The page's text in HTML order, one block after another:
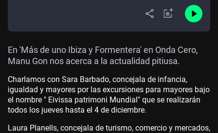
En 'Más de uno Ibiza y Formentera' en Onda Cero,
Manu Gon nos acerca a la actualidad pitiusa.
Charlamos con Sara Barbado, concejala de infancia,
igualdad y mayores por las excursiones para mayores bajo
el nombre " Eivissa patrimoni Mundial" que se realizarán
todos los jueves hasta el 4 de diciembre.
Laura Planells, concejala de turismo, comercio y mercados,